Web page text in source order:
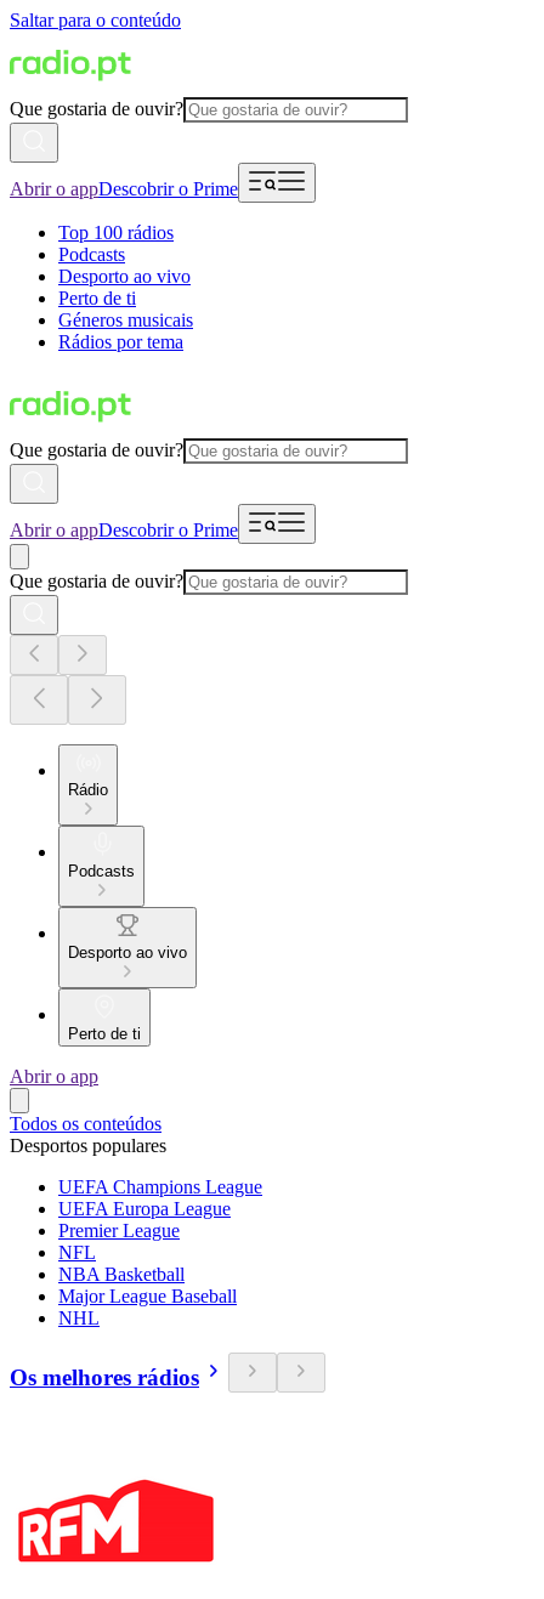
Saltar para o conteúdo
Que gostaria de ouvir?
Abrir o appDescobrir o Prime
Top 100 rádios
Podcasts
Desporto ao vivo
Perto de ti
Géneros musicais
Rádios por tema
Que gostaria de ouvir?
Abrir o appDescobrir o Prime
Que gostaria de ouvir?
Rádio
Podcasts
Desporto ao vivo
Perto de ti
Abrir o app
Todos os conteúdos
Desportos populares
UEFA Champions League
UEFA Europa League
Premier League
NFL
NBA Basketball
Major League Baseball
NHL
Os melhores rádios